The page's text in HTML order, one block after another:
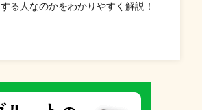
する人なのかをわかりやすく解説！